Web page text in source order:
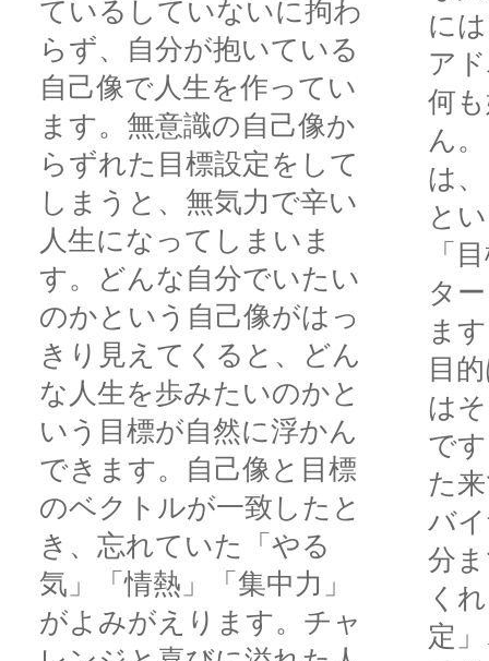
ているしていないに拘わ
らず、自分が抱いている
自己像で人生を作ってい
ます。無意識の自己像か
らずれた目標設定をして
しまうと、無気力で辛い
人生になってしまいま
す。どんな自分でいたい
のかという自己像がはっ
きり見えてくると、どん
な人生を歩みたいのかと
いう目標が自然に浮かん
できます。自己像と目標
のベクトルが一致したと
き、忘れていた「やる
気」「情熱」「集中力」
がよみがえります。チャ
に
ア
何
ん
は
と
「
タ
ま
目
は
で
た
バ
分
く
定